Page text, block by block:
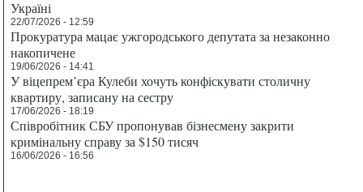
Україні
22/07/2026 - 12:59
Прокуратура мацає ужгородського депутата за незаконно
накопичене
19/06/2026 - 14:41
У віцепрем’єра Кулеби хочуть конфіскувати столичну
квартиру, записану на сестру
17/06/2026 - 18:19
Співробітник СБУ пропонував бізнесмену закрити
кримінальну справу за $150 тисяч
16/06/2026 - 16:56